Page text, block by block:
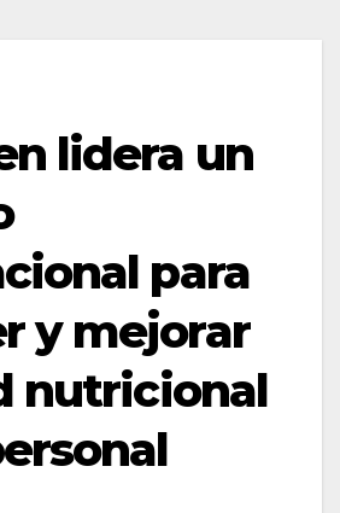
lidera un
para
y mejorar
nutricional